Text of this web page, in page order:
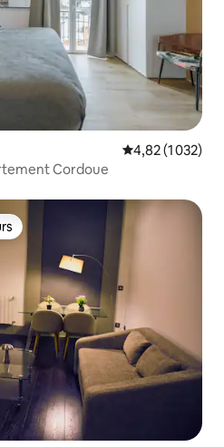
Évaluation
4,82 (1 032)
Cordoue
plus appréciés